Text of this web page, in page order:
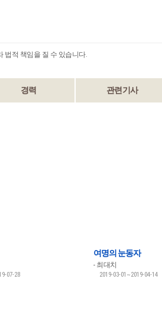
법적 책임을 질 수 있습니다.
경력 관련기사
07-28
여명의 눈동자
최대치
2019-03-01~2019-04-14